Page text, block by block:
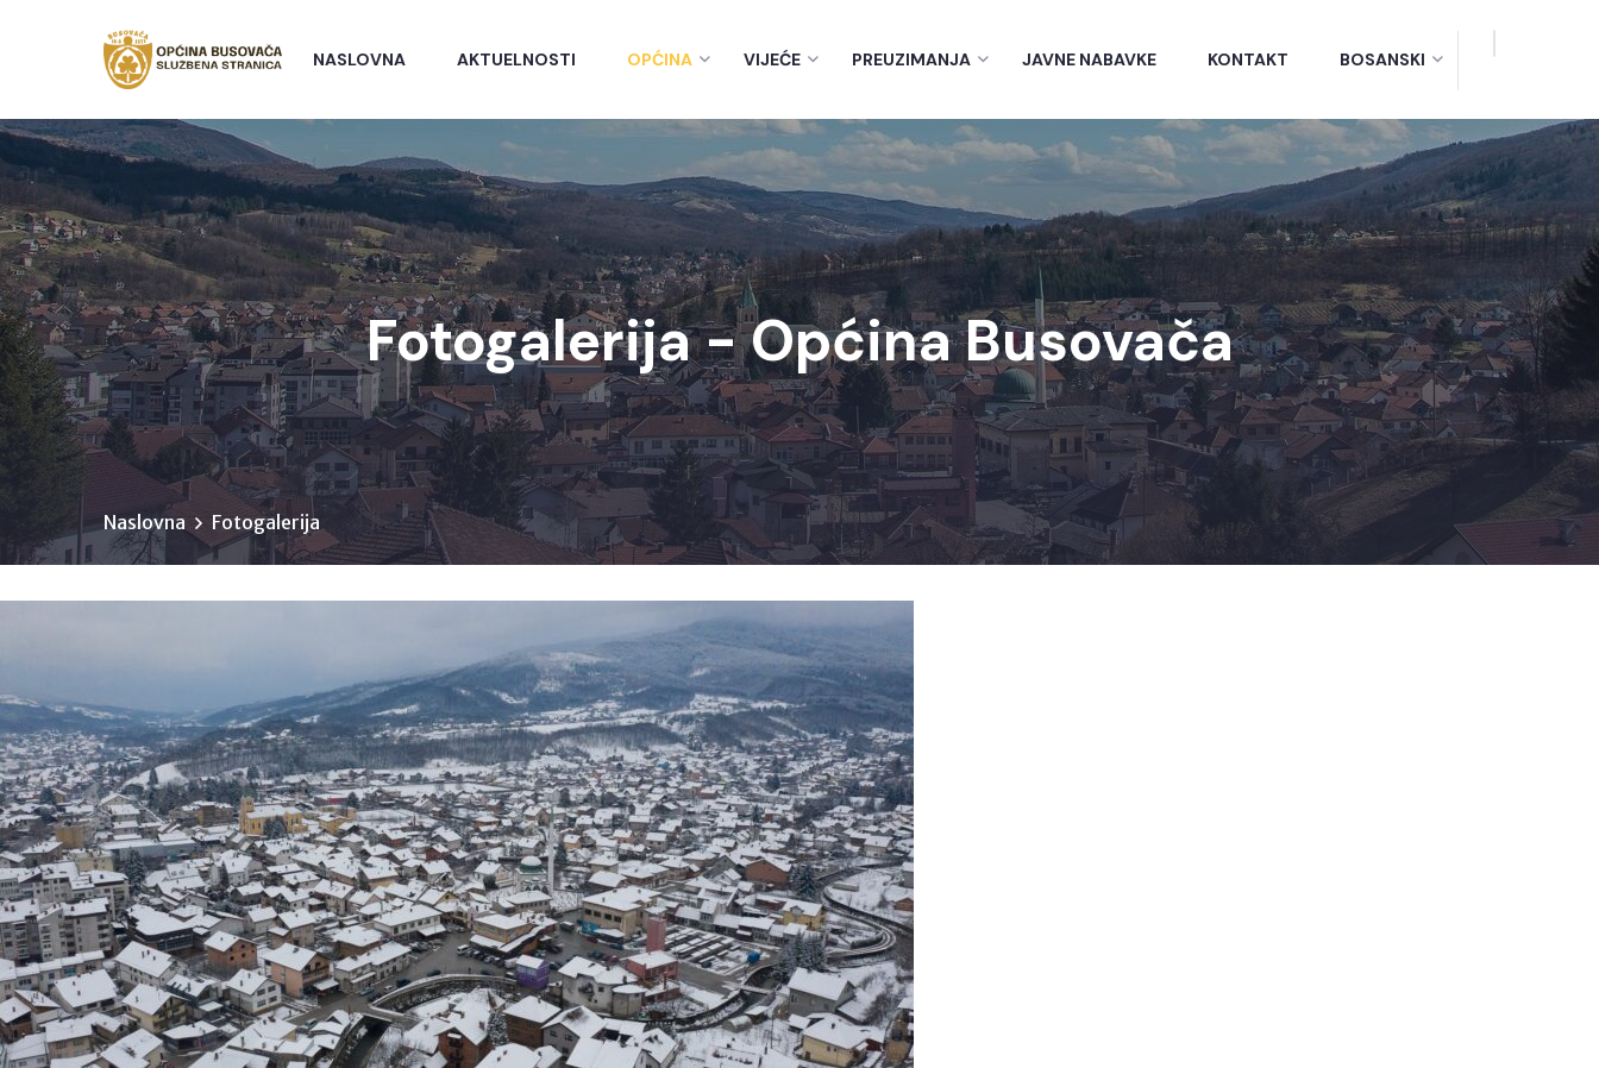
NASLOVNA AKTUELNOSTI OPĆINA VIJEĆE PREUZIMANJA JAVNE NABAVKE KONTAKT BOSANSKI
Fotogalerija - Općina Busovača
Naslovna Fotogalerija